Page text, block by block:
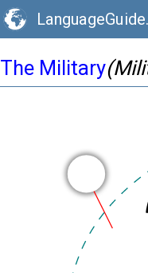
The Military